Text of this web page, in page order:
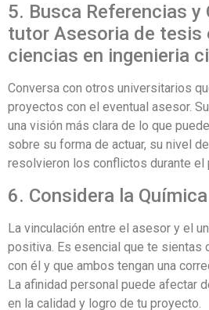
5. Busca Referencias y
tutor Asesoria de tesis
ciencias en ingenieria
Conversa con otros universitarios
proyectos con el eventual asesor.
una visión más clara de lo que
sobre su forma de actuar, su nivel
resolvieron los conflictos durante el
6. Considera la
La vinculación entre el asesor y el
positiva. Es esencial que te sientas
con él y que ambos tengan una
La afinidad personal puede afectar
en la calidad y logro de tu proyecto.